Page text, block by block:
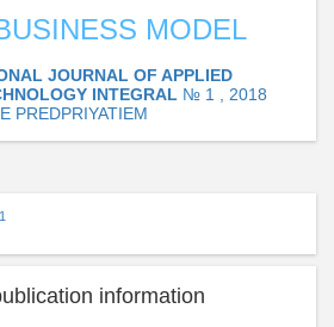
MODEL
JOURNAL OF APPLIED
INTEGRAL № 1 , 2018
PREDPRIYATIEM
1
information